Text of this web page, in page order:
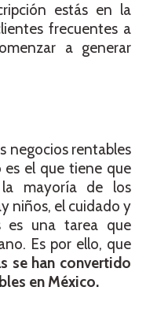
estás en la
frecuentes a
a generar
negocios rentables
es el que tiene que
mayoría de los
niños, el cuidado y
es una tarea que
Es por ello, que
se han convertido
en México.